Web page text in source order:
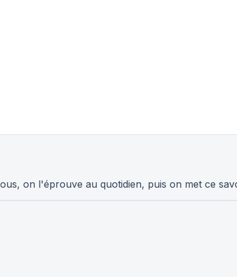
on l'éprouve au quotidien, puis on met ce